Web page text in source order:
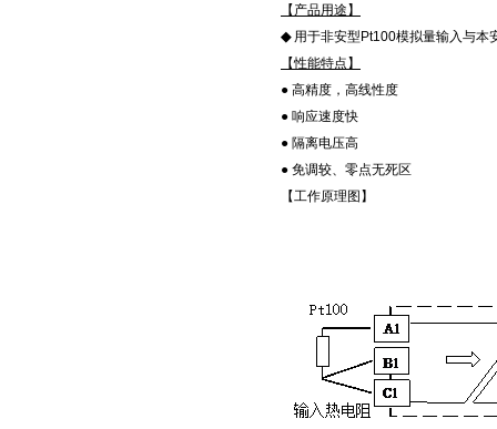
【产品用途】
◆用于非安型Pt100模拟量输入与本
【性能特点】
● 高精度，高线性度
● 响应速度快
● 隔离电压高
● 免调较、零点无死区
【工作原理图】